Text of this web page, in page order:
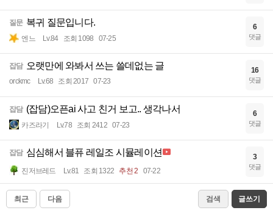
질문 복귀 질문입니다.
엔느 Lv.84 조회 1098 07-25
6
댓글
잡담 오랫만에 와봐서 쓰는 쓸데없는 글
orckmc Lv.68 조회 2017 07-23
16
댓글
잡담 (잡담)오픈ai 사고 친거 보고.. 생각나서
카즈라기 Lv.78 조회 2412 07-23
6
댓글
잡담 심심해서 블퓨 레일조 시뮬레이션
진저브레드 Lv.81 조회 1322 추천 2 07-22
3
댓글
최근 다음 검색 글쓰기